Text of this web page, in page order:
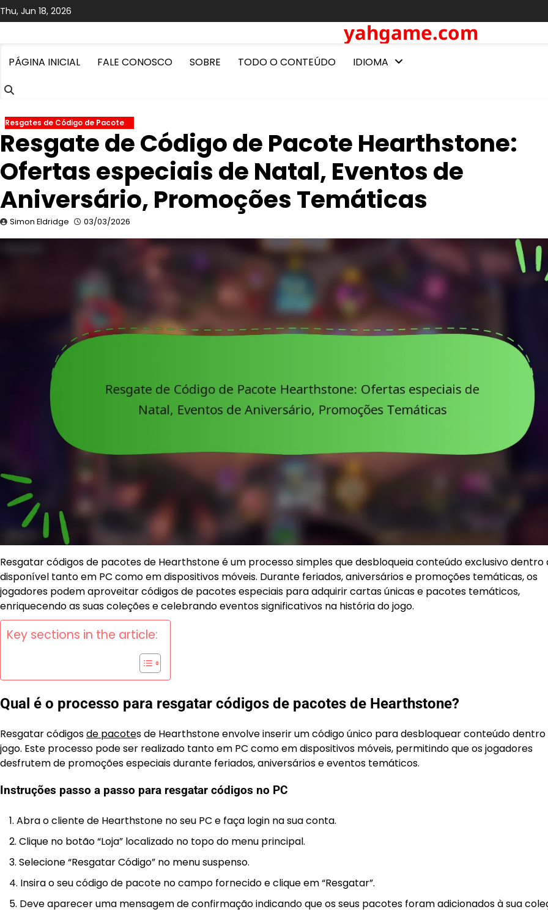
Skip
to
Thu, Jun 18, 2026
yahgame.com
PÁGINA INICIAL FALE CONOSCO SOBRE TODO O CONTEÚDO IDIOMA
Resgates de Código de Pacote
Resgate de Código de Pacote Hearthstone:
Ofertas especiais de Natal, Eventos de
Aniversário, Promoções Temáticas
Simon Eldridge 03/03/2026
Resgatar códigos de pacotes de Hearthstone é um processo simples que desbloqueia conteúdo exclusivo dentro
disponível tanto em PC como em dispositivos móveis. Durante feriados, aniversários e promoções temáticas, os
jogadores podem aproveitar códigos de pacotes especiais para adquirir cartas únicas e pacotes temáticos,
enriquecendo as suas coleções e celebrando eventos significativos na história do jogo.
Key sections in the article:
Qual é o processo para resgatar códigos de pacotes de Hearthstone?
Resgatar códigosde pacotes de Hearthstone envolve inserir um código único para desbloquear conteúdo dentro
jogo. Este processo pode ser realizado tanto em PC como em dispositivos móveis, permitindo que os jogadores
desfrutem de promoções especiais durante feriados, aniversários e eventos temáticos.
Instruções passo a passo para resgatar códigos no PC
Abra o cliente de Hearthstone no seu PC e faça login na sua conta.
Clique no botão “Loja” localizado no topo do menu principal.
Selecione “Resgatar Código” no menu suspenso.
Insira o seu código de pacote no campo fornecido e clique em “Resgatar”.
Deve aparecer uma mensagem de confirmação indicando que os seus pacotes foram adicionados à sua